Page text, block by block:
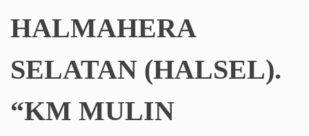
HALMAHERA
SELATAN (HALSEL).
“KM MULIN